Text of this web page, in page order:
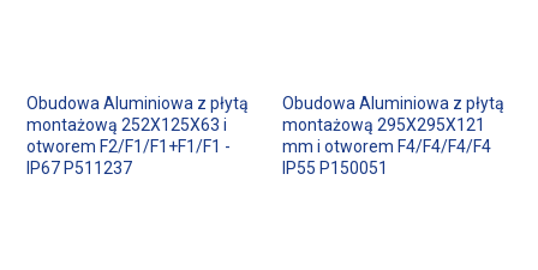
Obudowa Aluminiowa z płytą
montażową 252X125X63 i
otworem F2/F1/F1+F1/F1 -
IP67 P511237
Obudowa Aluminiowa z płytą
montażową 295X295X121
mm i otworem F4/F4/F4/F4
IP55 P150051